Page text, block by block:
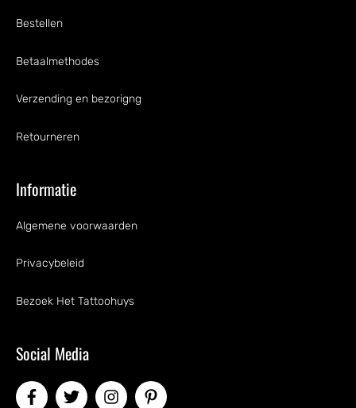
Bestellen
Betaalmethodes
Verzending en bezorigng
Retourneren
Informatie
Algemene voorwaarden
Privacybeleid
Bezoek Het Tattoohuys
Social Media